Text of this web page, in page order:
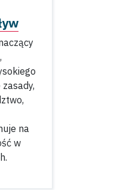
na
w